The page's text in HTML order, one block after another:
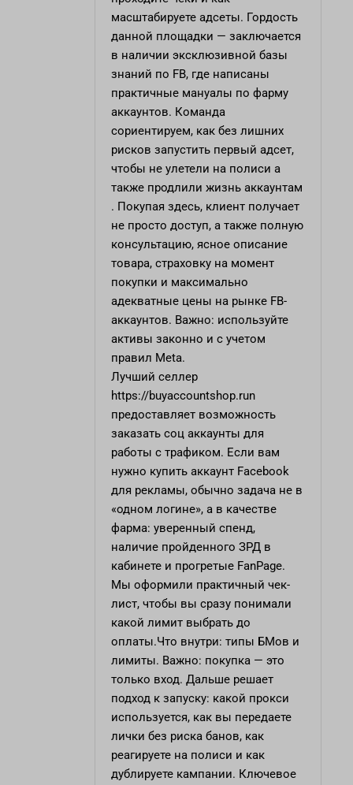
масштабируете адсеты. Гордость
данной площадки — заключается
в наличии эксклюзивной базы
знаний по FB, где написаны
практичные мануалы по фарму
аккаунтов. Команда
сориентируем, как без лишних
рисков запустить первый адсет,
чтобы не улетели на полиси а
также продлили жизнь аккаунтам
. Покупая здесь, клиент получает
не просто доступ, а также полную
консультацию, ясное описание
товара, страховку на момент
покупки и максимально
адекватные цены на рынке FB-
аккаунтов. Важно: используйте
активы законно и с учетом
правил Meta.
Лучший селлер
https://buyaccountshop.run
предоставляет возможность
заказать соц аккаунты для
работы с трафиком. Если вам
нужно купить аккаунт Facebook
для рекламы, обычно задача не в
«одном логине», а в качестве
фарма: уверенный спенд,
наличие пройденного ЗРД в
кабинете и прогретые FanPage.
Мы оформили практичный чек-
лист, чтобы вы сразу понимали
какой лимит выбрать до
оплаты.Что внутри: типы БМов и
лимиты. Важно: покупка — это
только вход. Дальше решает
подход к запуску: какой прокси
используется, как вы передаете
лички без риска банов, как
реагируете на полиси и как
дублируете кампании. Ключевое